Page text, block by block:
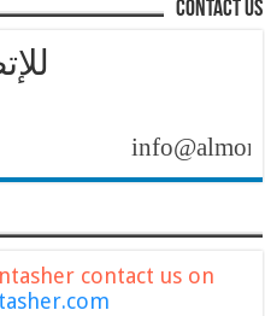
contact us
contact us on